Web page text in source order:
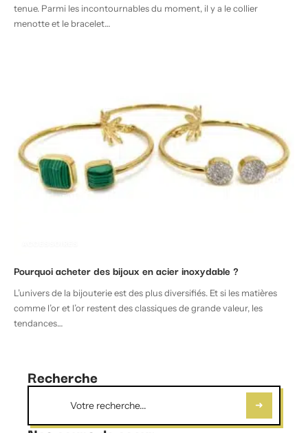
tenue. Parmi les incontournables du moment, il y a le collier
menotte et le bracelet…
Pourquoi acheter des bijoux en acier inoxydable ?
L’univers de la bijouterie est des plus diversifiés. Et si les matières
comme l’or et l’or restent des classiques de grande valeur, les
tendances…
Recherche